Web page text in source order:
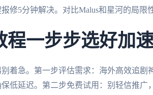
修5分钟解决。对比Malus和星河的局限
程一步步选好加
着急。第一步评估需求：海外高效追
低延迟。第二步免费试用：别轻信推